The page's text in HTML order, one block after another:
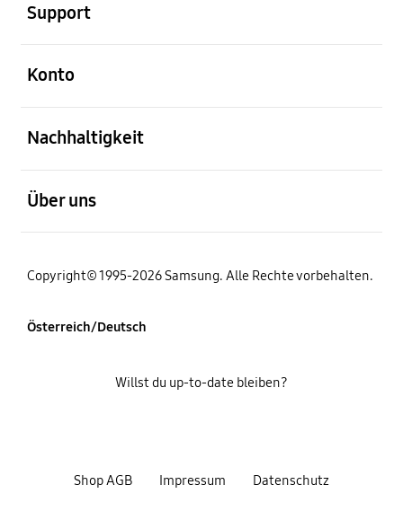
Support
Konto
Nachhaltigkeit
Über uns
Copyright© 1995-2026 Samsung. Alle Rechte vorbehalten.
Österreich/Deutsch
Shop AGB Impressum Datenschutz
Willst du up-to-date bleiben?